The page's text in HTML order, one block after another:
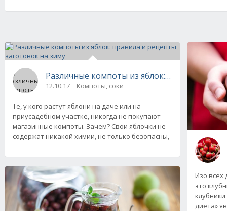
Различные компоты из яблок: правила и
12.10.17 Компоты, соки
Те, у кого растут яблони на даче или на
приусадебном участке, никогда не покупают
магазинные компоты. Зачем? Свои яблочки не
содержат никакой химии, не только безопасны,
Изо всех
это
диета»